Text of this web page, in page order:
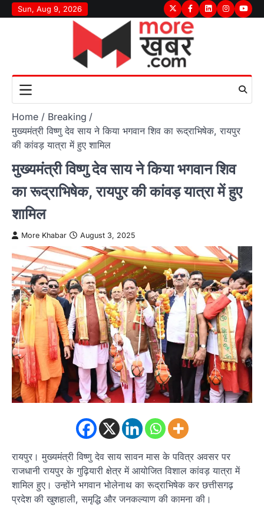
Skip
to
Sun, Aug 9, 2026 TwitterFacebook
LinkedInInstagram
Home
Breaking
मुख्यमंत्री विष्णु देव साय ने किया भगवान शिव का रूद्राभिषेक, रायपुर
की कांवड़ यात्रा में हुए शामिल
मुख्यमंत्री विष्णु देव साय ने किया भगवान शिव
का रूद्राभिषेक, रायपुर की कांवड़ यात्रा में हुए
शामिल
More Khabar August 3, 2025
रायपुर। मुख्यमंत्री विष्णु देव साय सावन मास के पवित्र अवसर पर
राजधानी रायपुर के गुढ़ियारी क्षेत्र में आयोजित विशाल कांवड़ यात्रा में
शामिल हुए। उन्होंने भगवान भोलेनाथ का रूद्राभिषेक कर छत्तीसगढ़
प्रदेश की खुशहाली, समृद्धि और जनकल्याण की कामना की।